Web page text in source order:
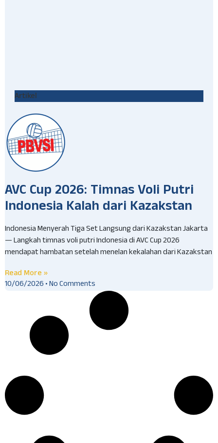
Artikel
AVC Cup 2026: Timnas Voli Putri
Indonesia Kalah dari Kazakstan
Indonesia Menyerah Tiga Set Langsung dari Kazakstan Jakarta
— Langkah timnas voli putri Indonesia di AVC Cup 2026
mendapat hambatan setelah menelan kekalahan dari Kazakstan
Read More »
10/06/2026 No Comments